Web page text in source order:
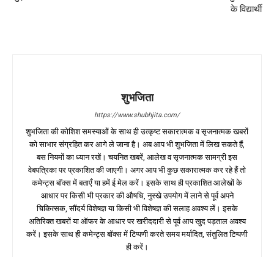
के विद्यार्थी
शुभजिता
https://www.shubhjita.com/
शुभजिता की कोशिश समस्याओं के साथ ही उत्कृष्ट सकारात्मक व सृजनात्मक खबरों
को साभार संग्रहित कर आगे ले जाना है। अब आप भी शुभजिता में लिख सकते हैं,
बस नियमों का ध्यान रखें। चयनित खबरें, आलेख व सृजनात्मक सामग्री इस
वेबपत्रिका पर प्रकाशित की जाएगी। अगर आप भी कुछ सकारात्मक कर रहे हैं तो
कमेन्ट्स बॉक्स में बताएँ या हमें ई मेल करें। इसके साथ ही प्रकाशित आलेखों के
आधार पर किसी भी प्रकार की औषधि, नुस्खे उपयोग में लाने से पूर्व अपने
चिकित्सक, सौंदर्य विशेषज्ञ या किसी भी विशेषज्ञ की सलाह अवश्य लें। इसके
अतिरिक्त खबरों या ऑफर के आधार पर खरीददारी से पूर्व आप खुद पड़ताल अवश्य
करें। इसके साथ ही कमेन्ट्स बॉक्स में टिप्पणी करते समय मर्यादित, संतुलित टिप्पणी
ही करें।